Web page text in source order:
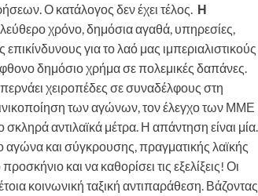
Ο κατάλογος δεν έχει τέλος. Η
χρόνο, δημόσια αγαθά, υπηρεσίες,
για το λαό μας ιμπεριαλιστικούς
δημόσιο χρήμα σε πολεμικές δαπάνες.
περνάει χειροπέδες σε συναδέλφους στη
των αγώνων, τον έλεγχο των ΜΜΕ
σκληρά αντιλαϊκά μέτρα. Η απάντηση είναι μία.
αγώνα και σύγκρουσης, πραγματικής λαϊκής
και να καθορίσει τις εξελίξεις! Οι
κοινωνική ταξική αντιπαράθεση. Βάζοντας